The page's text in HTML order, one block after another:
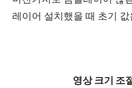
레이어 설치했을 때 초기
영상 크기 조